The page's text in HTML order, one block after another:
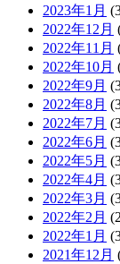
2023年1月
2022年12月
2022年11月
2022年10月
2022年9月
2022年8月
2022年7月
2022年6月
2022年5月
2022年4月
2022年3月
2022年2月
2022年1月
2021年12月